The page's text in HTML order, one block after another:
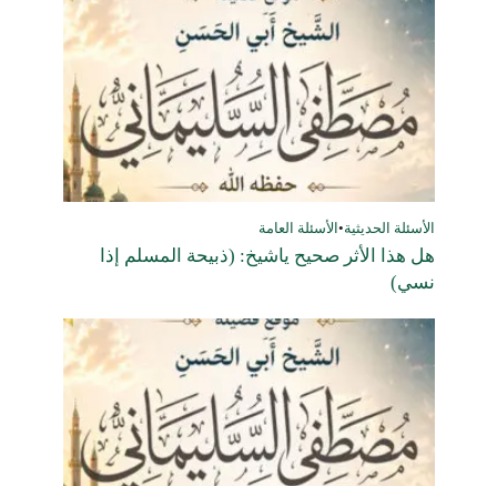
الأسئلة الحديثية• الأسئلة العامة
هل هذا الأثر صحيح ياشيخ: (ذبيحة المسلم إذا
نسي)